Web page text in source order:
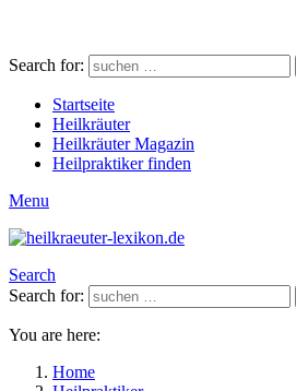
Search for:
Startseite
Heilkräuter
Heilkräuter Magazin
Heilpraktiker finden
Menu
Search
Search for:
You are here:
Home